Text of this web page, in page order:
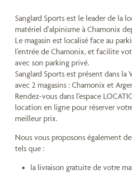
Sanglard Sports est le leader de la
matériel d'alpinisme à Chamonix
Le magasin est localisé face au
l’entrée de Chamonix, et facilite
avec son parking privé.
Sanglard Sports est présent dans la
avec 2 magasins : Chamonix et
Rendez-vous dans l’espace
location en ligne pour réserver
meilleur prix.
Nous vous proposons également
tels que :
la livraison gratuite de votre